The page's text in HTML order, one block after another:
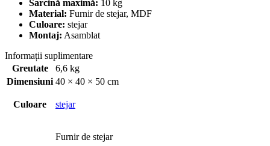
Sarcină maximă: 10 kg
Material: Furnir de stejar, MDF
Culoare: stejar
Montaj: Asamblat
Informații suplimentare
Greutate
6,6 kg
Dimensiuni 40 × 40 × 50 cm
Culoare stejar
Furnir de stejar